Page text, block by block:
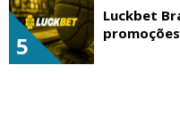
5
Luckbet
promoções